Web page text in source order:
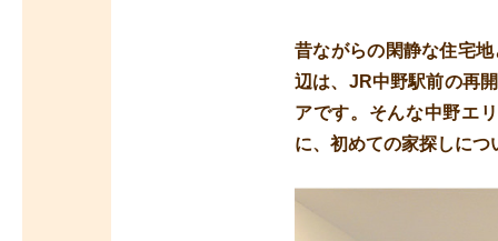
昔ながらの閑静な住宅
辺は、JR中野駅前の再
アです。そんな中野エ
に、初めての家探しにつ